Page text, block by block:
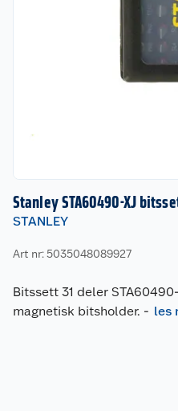
Stanley STA60490-XJ
STANLEY
Art nr: 5035048089927
Bitssett 31 deler
magnetisk bitsholder. - les